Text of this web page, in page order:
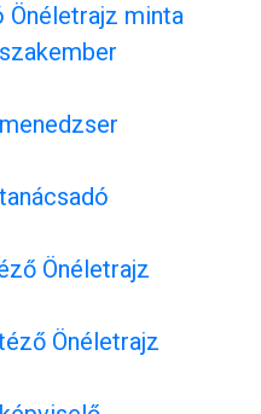
Önéletrajz minta
Önéletrajz
Önéletrajz